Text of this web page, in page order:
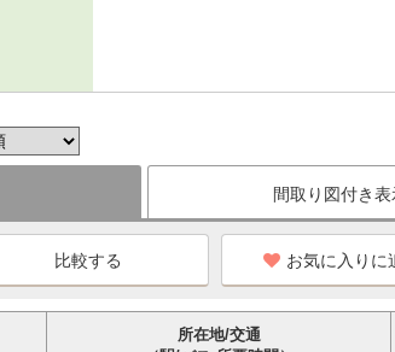
間取り図付き表
お気に入りに
所在地/交通